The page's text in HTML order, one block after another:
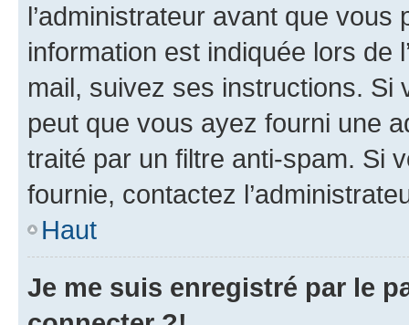
l’administrateur avant que
information est indiquée lors de
mail, suivez ses instructions. Si
peut que vous ayez fourni une
traité par un filtre anti-spam. Si
fournie, contactez
Haut
Je me suis enregistré par le